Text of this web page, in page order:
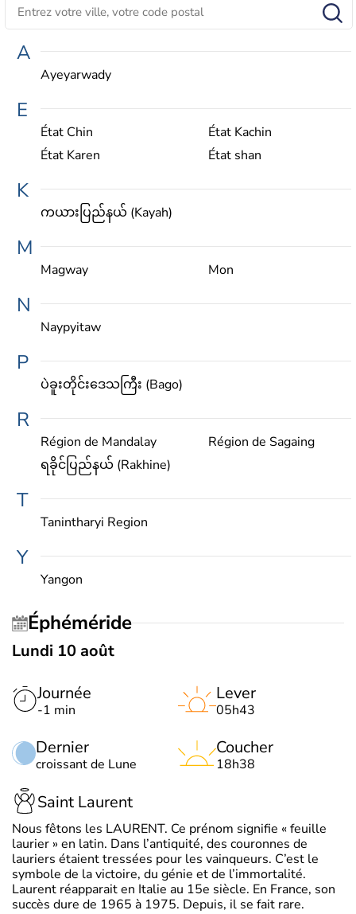
A
Ayeyarwady
E
État Chin
État Kachin
État Karen
État shan
K
ကယားပြည်နယ်‌ (Kayah)
M
Magway Mon
N
Naypyitaw
P
ပဲခူးတိုင်းဒေသကြီး (Bago)
R
Région de Mandalay
Région de Sagaing
ရခိုင်ပြည်နယ် (Rakhine)
T
Tanintharyi Region
Y
Yangon
Éphéméride
Lundi 10 août
Journée
-1 min
Dernier
croissant de Lune
Lever
05h43
Coucher
18h38
Saint Laurent
Nous fêtons les LAURENT. Ce prénom signifie « feuille
laurier » en latin. Dans l’antiquité, des couronnes de
lauriers étaient tressées pour les vainqueurs. C’est le
symbole de la victoire, du génie et de l’immortalité.
Laurent réapparait en Italie au 15e siècle. En France, son
succès dure de 1965 à 1975. Depuis, il se fait rare.